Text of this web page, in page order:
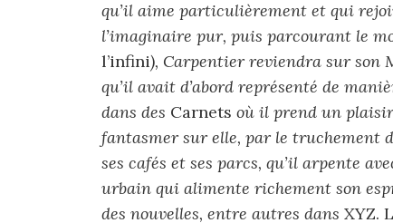
qu’il aime particulièrement et qui
l’imaginaire pur, puis parcourant le
l’infini), Carpentier reviendra sur son
qu’il avait d’abord représenté de
dans des Carnets où il prend un
fantasmer sur elle, par le truchement
ses cafés et ses parcs, qu’il arpente
urbain qui alimente richement son
des nouvelles, entre autres dans XYZ.